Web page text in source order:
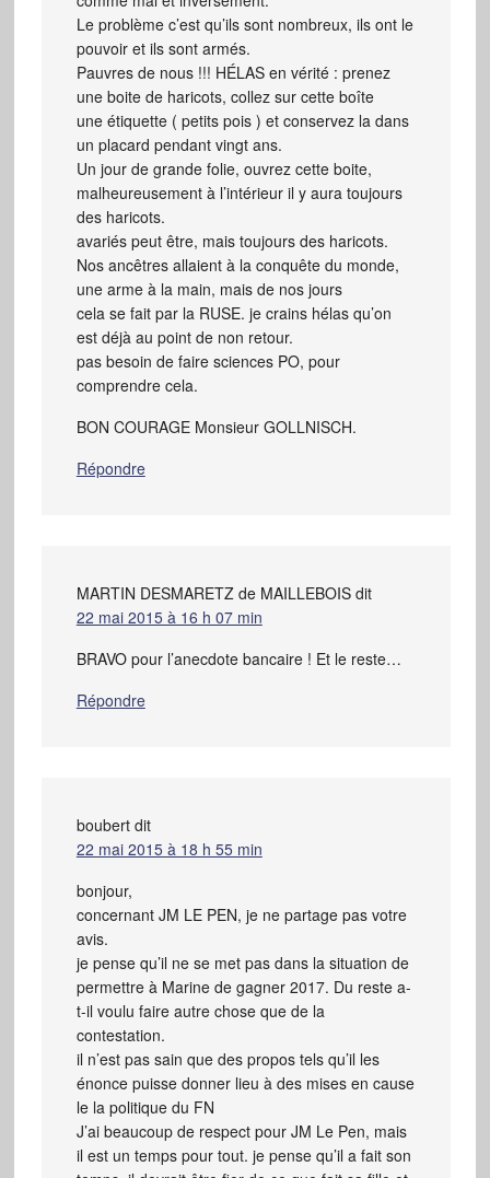
Le problème c’est qu’ils sont nombreux, ils ont le
pouvoir et ils sont armés.
Pauvres de nous !!! HÉLAS en vérité : prenez
une boite de haricots, collez sur cette boîte
une étiquette ( petits pois ) et conservez la dans
un placard pendant vingt ans.
Un jour de grande folie, ouvrez cette boite,
malheureusement à l’intérieur il y aura toujours
des haricots.
avariés peut être, mais toujours des haricots.
Nos ancêtres allaient à la conquête du monde,
une arme à la main, mais de nos jours
cela se fait par la RUSE. je crains hélas qu’on
est déjà au point de non retour.
pas besoin de faire sciences PO, pour
comprendre cela.
BON COURAGE Monsieur GOLLNISCH.
Répondre
MARTIN DESMARETZ de MAILLEBOIS dit
22 mai 2015 à 16 h 07 min
BRAVO pour l’anecdote bancaire ! Et le reste…
Répondre
boubert dit
22 mai 2015 à 18 h 55 min
bonjour,
concernant JM LE PEN, je ne partage pas votre
avis.
je pense qu’il ne se met pas dans la situation de
permettre à Marine de gagner 2017. Du reste a-
t-il voulu faire autre chose que de la
contestation.
il n’est pas sain que des propos tels qu’il les
énonce puisse donner lieu à des mises en cause
le la politique du FN
J’ai beaucoup de respect pour JM Le Pen, mais
il est un temps pour tout. je pense qu’il a fait son